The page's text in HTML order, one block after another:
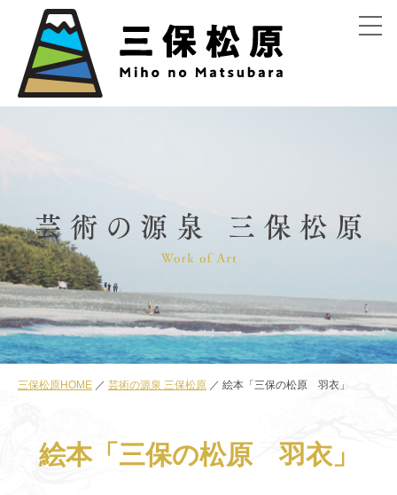
menu
三保松原HOME 芸術の源泉 三保松原 絵本「三保の松原 羽衣」
絵本「三保の松原 羽衣」